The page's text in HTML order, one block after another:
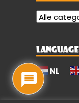
LANGUAGE
NL